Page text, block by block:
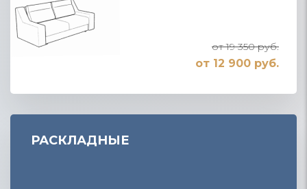
от 19 350 руб.
от 12 900 руб.
РАСКЛАДНЫЕ